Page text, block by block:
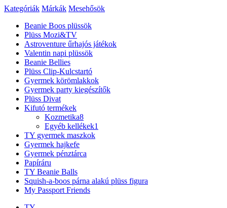
Kategóriák Márkák Mesehősök
Beanie Boos plüssök
Plüss Mozi&TV
Astroventure űrhajós játékok
Valentin napi plüssök
Beanie Bellies
Plüss Clip-Kulcstartó
Gyermek körömlakkok
Gyermek party kiegészítők
Plüss Divat
Kifutó termékek
Kozmetika8
Egyéb kellékek1
TY gyermek maszkok
Gyermek hajkefe
Gyermek pénztárca
Papíráru
TY Beanie Balls
Squish-a-boos párna alakú plüss figura
My Passport Friends